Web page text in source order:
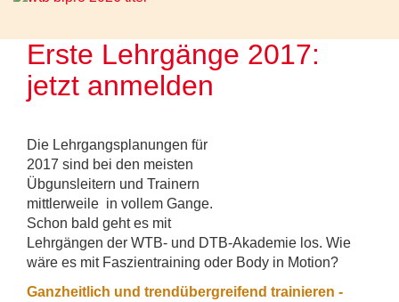
Erste Lehrgänge 2017:
jetzt anmelden
Die Lehrgangsplanungen für
2017 sind bei den meisten
Übgunsleitern und Trainern
mittlerweile in vollem Gange.
Schon bald geht es mit
Lehrgängen der WTB- und DTB-Akademie los. Wie
wäre es mit Faszientraining oder Body in Motion?
Ganzheitlich und trendübergreifend trainieren -